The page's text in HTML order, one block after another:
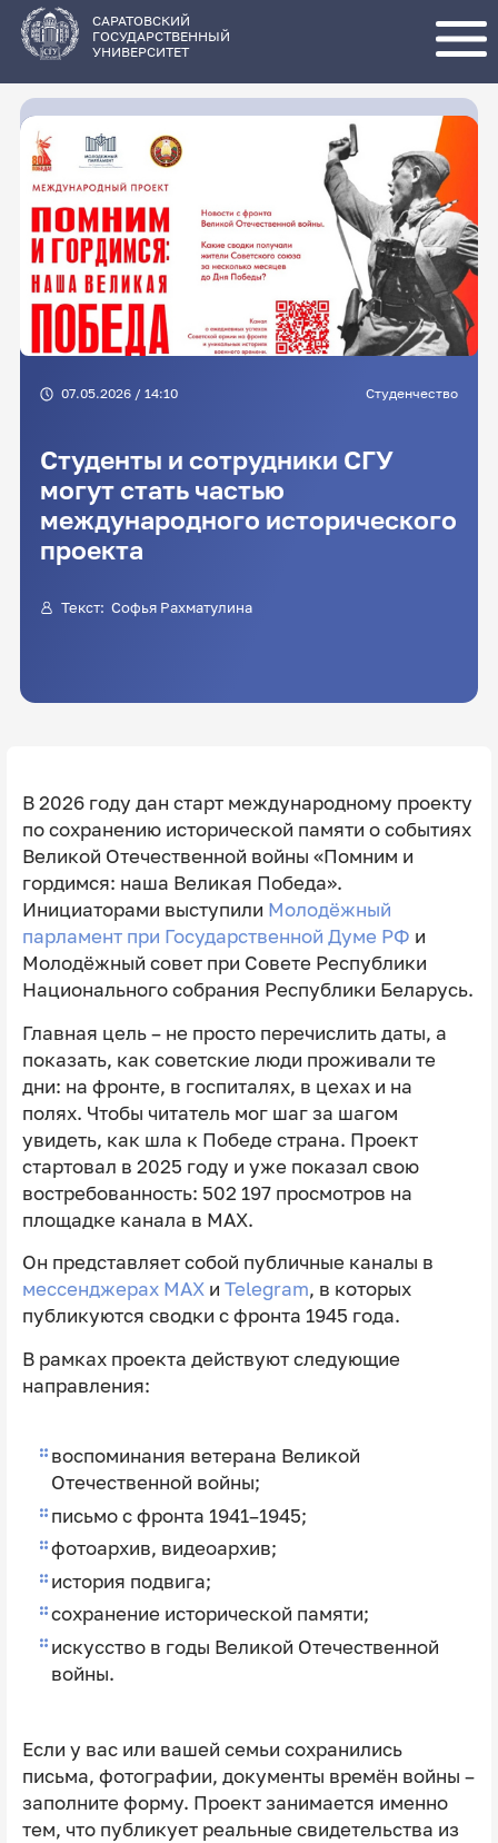
основному
содержанию
САРАТОВСКИЙ
ГОСУДАРСТВЕННЫЙ
УНИВЕРСИТЕТ
07.05.2026 / 14:10 Студенчество
Студенты и сотрудники СГУ
могут стать частью
международного исторического
проекта
Текст: Софья Рахматулина
В 2026 году дан старт международному проекту
по сохранению исторической памяти о событиях
Великой Отечественной войны «Помним и
гордимся: наша Великая Победа».
Инициаторами выступили Молодёжный
парламент при Государственной Думе РФ и
Молодёжный совет при Совете Республики
Национального собрания Республики Беларусь.
Главная цель – не просто перечислить даты, а
показать, как советские люди проживали те
дни: на фронте, в госпиталях, в цехах и на
полях. Чтобы читатель мог шаг за шагом
увидеть, как шла к Победе страна. Проект
стартовал в 2025 году и уже показал свою
востребованность: 502 197 просмотров на
площадке канала в MAX.
Он представляет собой публичные каналы в
мессенджерах МАХи Telegram, в которых
публикуются сводки с фронта 1945 года.
В рамках проекта действуют следующие
направления:
воспоминания ветерана Великой
Отечественной войны;
письмо с фронта 1941–1945;
фотоархив, видеоархив;
история подвига;
сохранение исторической памяти;
искусство в годы Великой Отечественной
войны.
Если у вас или вашей семьи сохранились
письма, фотографии, документы времён войны –
заполните форму. Проект занимается именно
тем, что публикует реальные свидетельства из